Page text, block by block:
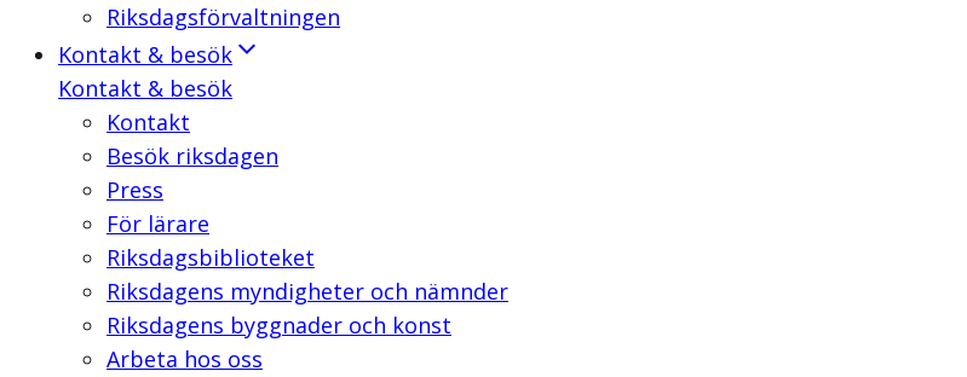
Riksdagsförvaltningen
Kontakt & besök
Kontakt & besök
Kontakt
Besök riksdagen
Press
För lärare
Riksdagsbiblioteket
Riksdagens myndigheter och nämnder
Riksdagens byggnader och konst
Arbeta hos oss